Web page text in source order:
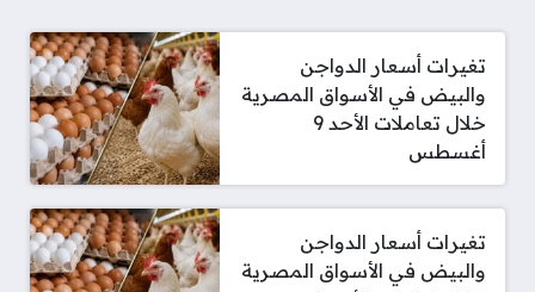
تغيرات أسعار الدواجن
والبيض في الأسواق المصرية
خلال تعاملات الأحد 9
أغسطس
تغيرات أسعار الدواجن
والبيض في الأسواق المصرية